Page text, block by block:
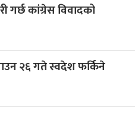
गर्छ कांग्रेस विवादको
२६ गते स्वदेश फर्किने